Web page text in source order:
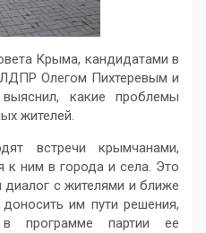
Крыма, кандидатами в
Олегом Пихтеревым и
какие проблемы
жителей.
встречи крымчанами,
к ним в города и села. Это
диалог с жителями и ближе
им пути решения,
в программе партии ее